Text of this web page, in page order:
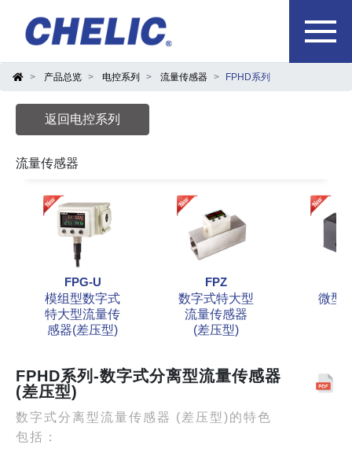
产品总览 电控系列 流量传感器 FPHD系列
返回电控系列
流量传感器
FPG-U
模组型数字式
特大型流量传
感器(差压型)
FPZ
数字式特大型
流量传感器
(差压型)
微型
FPHD系列-数字式分离型流量传感器
(差压型)
数字式分离型流量传感器 (差压型)的特色
包括：